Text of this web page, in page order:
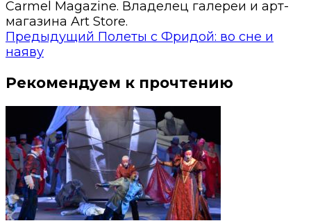
Carmel Magazine. Владелец галереи и арт-
магазина Art Store.
Предыдущий Полеты с Фридой: во сне и
наяву
Рекомендуем к прочтению